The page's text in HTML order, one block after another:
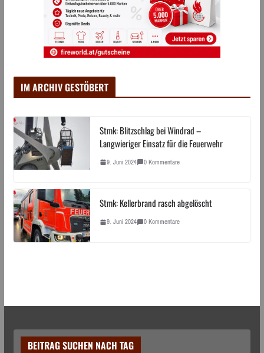
IM ARCHIV GESTÖBERT
Stmk: Blitzschlag bei Windrad –
Langwieriger Einsatz für die Feuerwehr
9. Juni 2024 0 Kommentare
Stmk: Kellerbrand rasch abgelöscht
9. Juni 2024 0 Kommentare
BEITRAG SUCHEN NACH TAG